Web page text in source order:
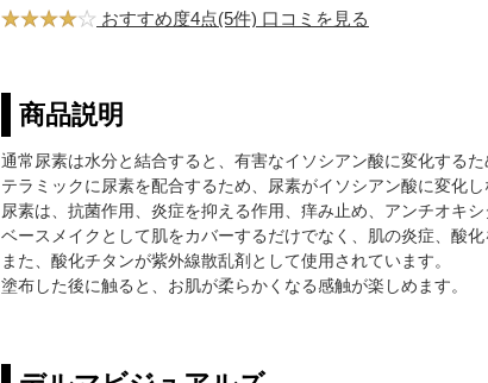
おすすめ度4点(5件) 口コミを見る
商品説明
通常尿素は水分と結合すると、有害なイソシアン酸に変化する
テラミックに尿素を配合するため、尿素がイソシアン酸に変化し
尿素は、抗菌作用、炎症を抑える作用、痒み止め、アンチオキ
ベースメイクとして肌をカバーするだけでなく、肌の炎症、酸
また、酸化チタンが紫外線散乱剤として使用されています。
塗布した後に触ると、お肌が柔らかくなる感触が楽しめます。